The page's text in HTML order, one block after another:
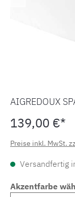
AIGREDOUX
139,00 €*
Preise inkl. MwSt.
Versandfertig
Akzentfarbe